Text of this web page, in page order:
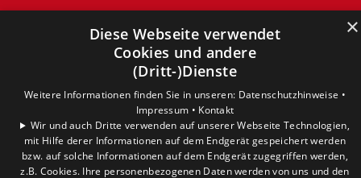
Karriere
Standort
Verden
×
Diese Webseite verwendet
Cookies und andere
(Dritt-)Dienste
Weitere Informationen finden Sie in unseren: Datenschutzhinweise •
Impressum • Kontakt
Wir und auch Dritte verwenden auf unserer Webseite Technologien,
mit Hilfe derer Informationen auf dem Endgerät gespeichert werden
bzw. auf solche Informationen auf dem Endgerät zugegriffen werden,
z.B. Cookies. Ihre personenbezogenen Daten werden von uns und den